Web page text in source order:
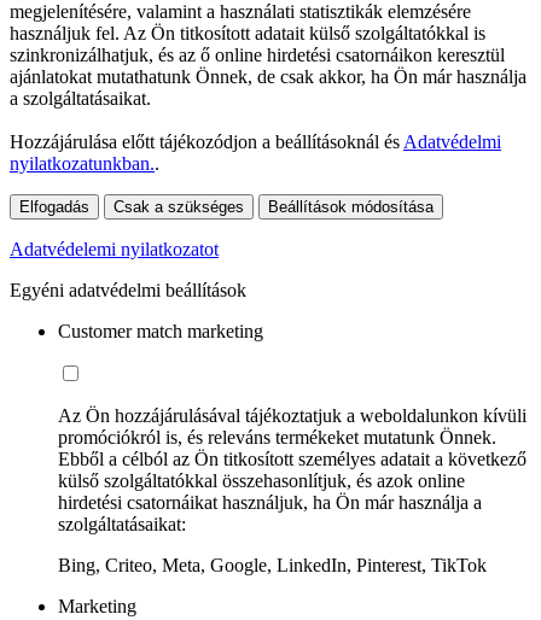
megjelenítésére, valamint a használati statisztikák elemzésére
használjuk fel. Az Ön titkosított adatait külső szolgáltatókkal is
szinkronizálhatjuk, és az ő online hirdetési csatornáikon keresztül
ajánlatokat mutathatunk Önnek, de csak akkor, ha Ön már használja
a szolgáltatásaikat.
Hozzájárulása előtt tájékozódjon a beállításoknál ésAdatvédelmi
nyilatkozatunkban..
Elfogadás Csak a szükséges Beállítások módosítása
Adatvédelemi nyilatkozatot
Egyéni adatvédelmi beállítások
Customer match marketing
Az Ön hozzájárulásával tájékoztatjuk a weboldalunkon kívüli
promóciókról is, és releváns termékeket mutatunk Önnek.
Ebből a célból az Ön titkosított személyes adatait a következő
külső szolgáltatókkal összehasonlítjuk, és azok online
hirdetési csatornáikat használjuk, ha Ön már használja a
szolgáltatásaikat:
Bing, Criteo, Meta, Google, LinkedIn, Pinterest, TikTok
Marketing